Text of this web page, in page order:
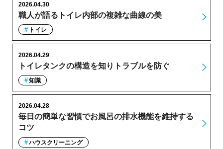
職人が語るトイレ内部の複雑な曲線の美
2026.04.30
トイレ
トイレタンクの構造を知りトラブルを防ぐ
2026.04.29
知識
毎日の簡単な習慣でお風呂の排水機能を維持する
コツ
2026.04.28
ハウスクリーニング